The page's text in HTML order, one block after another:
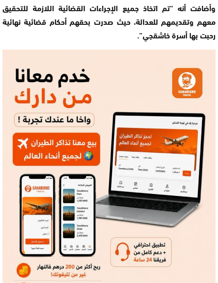
وأضافت أنه “تم اتخاذ جميع الإجراءات القضائية اللازمة للتحقيق
معهم وتقديمهم للعدالة، حيث صدرت بحقهم أحكام قضائية نهائية
رحبت بها أسرة خاشقجي”.